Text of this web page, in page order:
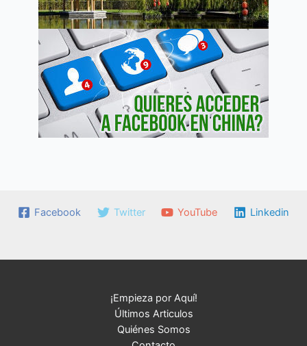
Facebook Twitter YouTube Linkedin
¡Empieza por Aquí!
Últimos Articulos
Quiénes Somos